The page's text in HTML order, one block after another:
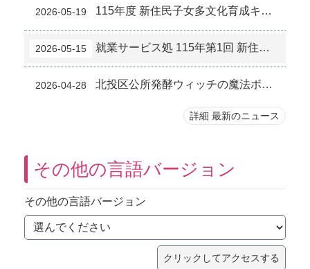
2026-05-19 115年度 新住民子女多文化育成キャンプ ― キャリア体験参加受付開始！応募締切は115年6月5日まで (5-8)
2026-05-15 就業サービス処 115年第1回 新住民企業見学会 5/20開催 ― 黛寶拉株式会社および台北漢來大ホテル (5-3)
2026-04-28 北投区公所発酵ウィッチの魔法ボトル―草山柑ジャムと野菜発酵ボトル講座学習成果 (4-8)
詳細 最新のニュース
その他の言語バージョン
その他の言語バージョン